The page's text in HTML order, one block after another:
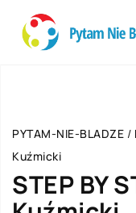
PYTAM-NIE-BLADZE /
Kuźmicki
STEP BY